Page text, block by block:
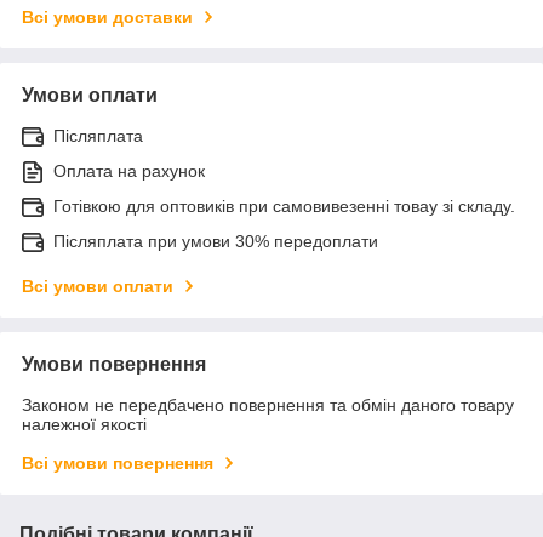
Всі умови доставки
Умови оплати
Післяплата
Оплата на рахунок
Готівкою для оптовиків при самовивезенні товау зі складу.
Післяплата при умови 30% передоплати
Всі умови оплати
Умови повернення
Законом не передбачено повернення та обмін даного товару
належної якості
Всі умови повернення